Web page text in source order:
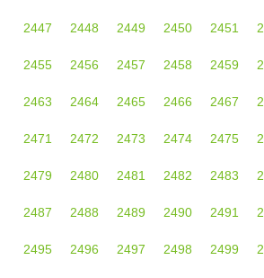
2447 2448 2449 2450 2451
2455 2456 2457 2458 2459
2463 2464 2465 2466 2467
2471 2472 2473 2474 2475
2479 2480 2481 2482 2483
2487 2488 2489 2490 2491
2495 2496 2497 2498 2499